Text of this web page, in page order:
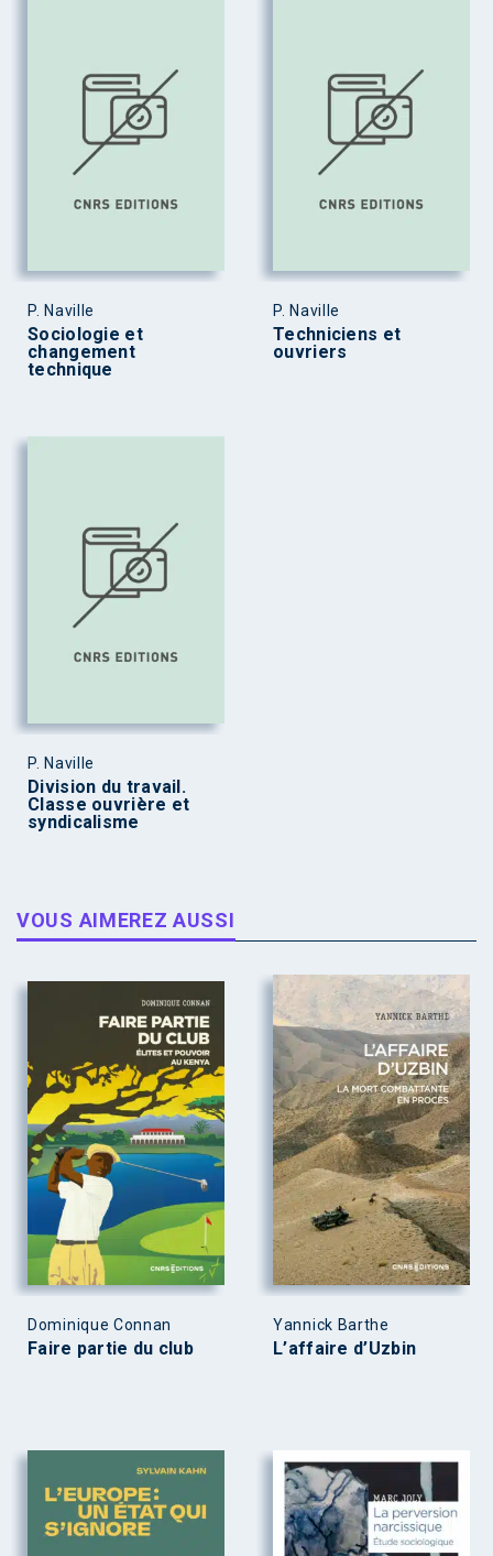
P. Naville
Sociologie et
changement
technique
P. Naville
Techniciens et
ouvriers
P. Naville
Division du travail.
Classe ouvrière et
syndicalisme
VOUS AIMEREZ AUSSI
Dominique Connan
Faire partie du club
Yannick Barthe
L’affaire d’Uzbin